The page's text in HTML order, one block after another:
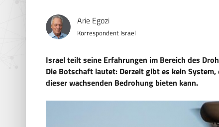
Arie Egozi
Korrespondent Israel
Israel teilt seine Erfahrungen im Bereich des
Die Botschaft lautet: Derzeit gibt es kein
dieser wachsenden Bedrohung bieten kann.